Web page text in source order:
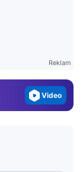
Reklam
Video
Test